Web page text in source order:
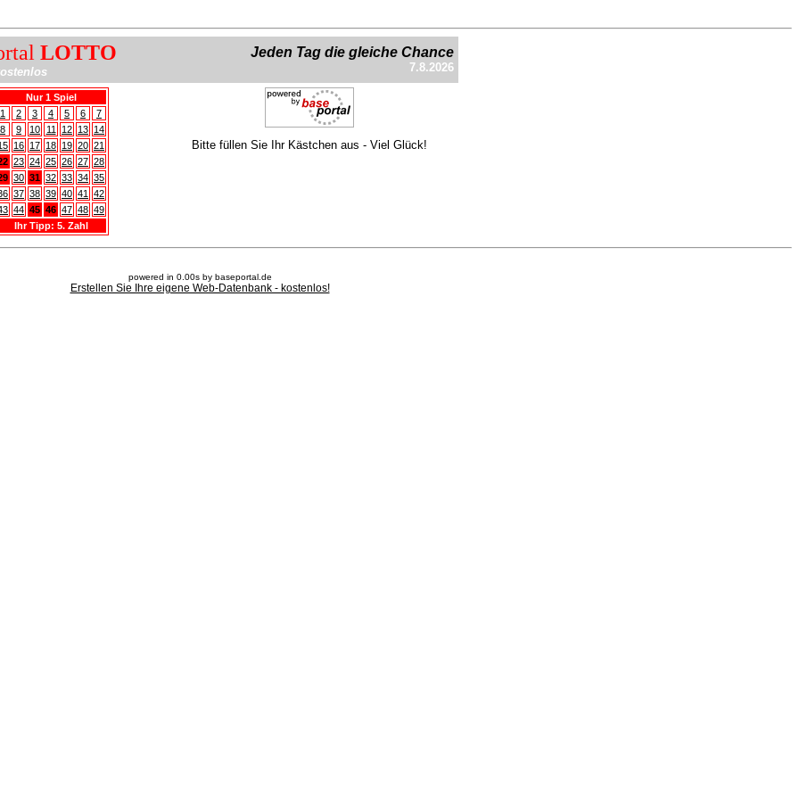
LOTTO Jeden Tag die gleiche Chance
7.8.2026
Nur 1 Spiel
1
2 3 4 5 6
7
8
9 10 11 12 13 14
16 17 18 19 20 21
23 24 25 26 27 28
30 31 32 33 34 35
37 38 39 40 41
42
44 45 46 47 48 49
Ihr Tipp: 5. Zahl
Bitte füllen Sie Ihr Kästchen aus - Viel Glück!
powered in 0.00s by baseportal.de
Erstellen Sie Ihre eigene Web-Datenbank - kostenlos!